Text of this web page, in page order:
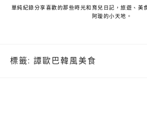
單純紀錄分享喜歡的那些時光和育兒日記，旅遊、美
阿璇的小天地。
標籤: 譚歐巴韓風美食